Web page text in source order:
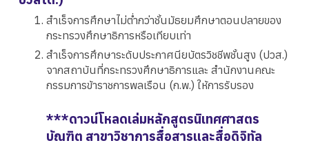
สำเร็จการศึกษาไม่ต่ำกว่าชั้นมัธยมศึกษาตอนปลายของ
กระทรวงศึกษาธิการหรือเทียบเท่า
สำเร็จการศึกษาระดับประกาศนียบัตรวิชชีพชั้นสูง (ปวส.)
จากสถาบันที่กระทรวงศึกษาธิการและ สำนักงานคณะ
กรรมการข้าราชการพลเรือน (ก.พ.) ให้การรับรอง
***ดาวน์โหลดเล่มหลักสูตรนิเทศศาสตร
บัณฑิต สาขาวิชาการสื่อสารและสื่อดิจิทัล